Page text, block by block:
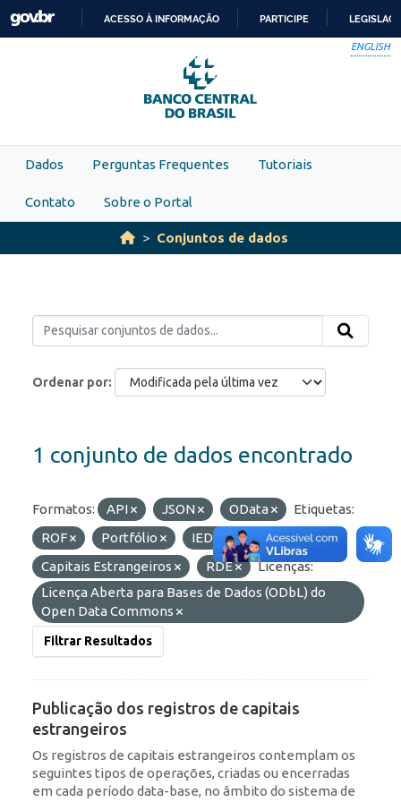
Skip to main content
PARA
O
CONTEÚDO
ACESSO À INFORMAÇÃO PARTICIPE
ENGLISH
Dados Perguntas Frequentes Tutoriais
Contato Sobre o Portal
Conjuntos de dados
Ordenar por
1 conjunto de dados encontrado
Formatos: API JSON OData
Etiquetas:
ROF
Portfólio
IED
Capitais Estrangeiros
RDE
Licenças:
Licença Aberta para Bases de Dados (ODbL) do
Open Data Commons
Filtrar Resultados
Publicação dos registros de capitais
estrangeiros
Os registros de capitais estrangeiros contemplam os
seguintes tipos de operações, criadas ou encerradas
em cada período data-base, no âmbito do sistema de